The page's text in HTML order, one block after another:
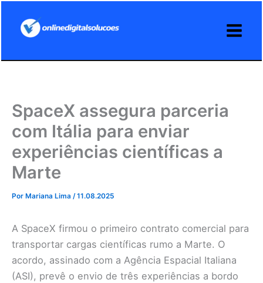
SpaceX assegura parceria
com Itália para enviar
experiências científicas a
Marte
Por Mariana Lima /11.08.2025
A SpaceX firmou o primeiro contrato comercial para
transportar cargas científicas rumo a Marte. O
acordo, assinado com a Agência Espacial Italiana
(ASI), prevê o envio de três experiências a bordo